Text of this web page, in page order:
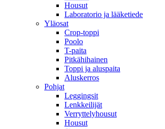
Housut
Laboratorio ja lääketiede
Yläosat
Crop-toppi
Poolo
T-paita
Pitkähihainen
Toppi ja aluspaita
Aluskerros
Pohjat
Leggingsit
Lenkkeilijät
Verryttelyhousut
Housut